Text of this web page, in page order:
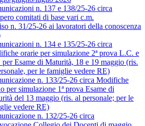
n. 137 e 138/25-26 circa
comitati di base vari c.m.
n. 31/25-26 ai lavoratori della conoscenza
n. 134 e 135/25-26 circa
orarie per simulazione 2ª prova L.C. e
per Esame di Maturità, 18 e 19 maggio (ris.
per le famiglie vedere RE)
n. 133/25-26 circa Modifiche
per simulazione 1ª prova Esame di
del 13 maggio (ris. al personale; per le
vedere RE)
n. 132/25-26 circa